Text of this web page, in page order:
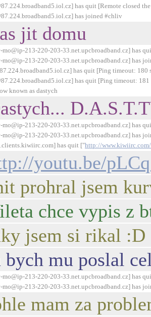
has quit [Remote closed
has joined #chliv
jit domu
213-220-203-33.net.upcbroadband.cz] has
213-220-203-33.net.upcbroadband.cz] has
has quit [Ping timeout: 180
has quit [Ping timeout: 181
known as dastych
213-220-203-33.net.upcbroadband.cz] has
213-220-203-33.net.upcbroadband.cz] has
has quit ["http://www.kiwiirc.com/
youtu.be/
prohral jsem
chce vypis z
jsem si rikal :D
bych mu poslal
213-220-203-33.net.upcbroadband.cz] has
213-220-203-33.net.upcbroadband.cz] has
mam za